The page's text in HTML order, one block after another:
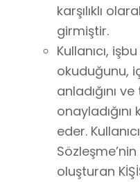
karşılıklı
girmiştir.
Kullanıcı,
okuduğunu,
anladığını
eder.
oluşturan